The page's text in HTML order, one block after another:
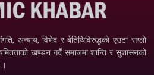
अन्याय, विभेद­ र बेतिथिविरुद्धको एउटा सग्लो
खण्डन गर्दै समाजमा शान्ति र सुशासनको